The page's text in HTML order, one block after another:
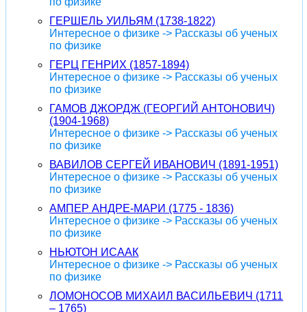
ГЕРШЕЛЬ УИЛЬЯМ (1738-1822)
Интересное о физике -> Рассказы об ученых
по физике
ГЕРЦ ГЕНРИХ (1857-1894)
Интересное о физике -> Рассказы об ученых
по физике
ГАМОВ ДЖОРДЖ (ГЕОРГИЙ АНТОНОВИЧ)
(1904-1968)
Интересное о физике -> Рассказы об ученых
по физике
ВАВИЛОВ СЕРГЕЙ ИВАНОВИЧ (1891-1951)
Интересное о физике -> Рассказы об ученых
по физике
АМПЕР АНДРЕ-МАРИ (1775 - 1836)
Интересное о физике -> Рассказы об ученых
по физике
НЬЮТОН ИСААК
Интересное о физике -> Рассказы об ученых
по физике
ЛОМОНОСОВ МИХАИЛ ВАСИЛЬЕВИЧ (1711
– 1765)